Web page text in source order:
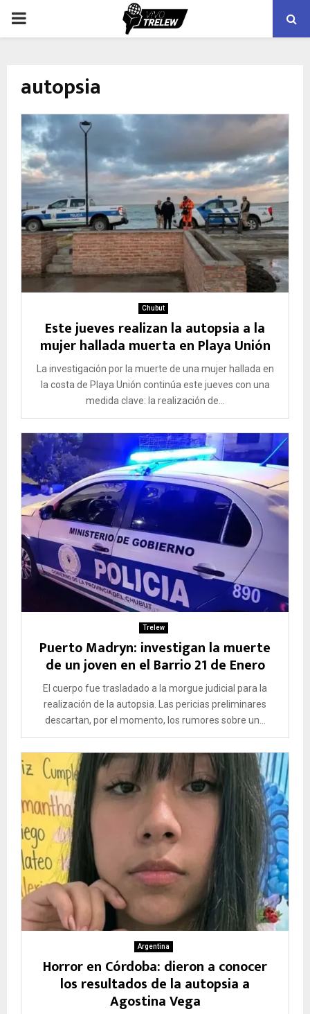
PRIMARY
autopsia
Chubut
Este jueves realizan la autopsia a la
mujer hallada muerta en Playa Unión
La investigación por la muerte de una mujer hallada en
la costa de Playa Unión continúa este jueves con una
medida clave: la realización de...
Trelew
Puerto Madryn: investigan la muerte
de un joven en el Barrio 21 de Enero
El cuerpo fue trasladado a la morgue judicial para la
realización de la autopsia. Las pericias preliminares
descartan, por el momento, los rumores sobre un...
Argentina
Horror en Córdoba: dieron a conocer
los resultados de la autopsia a
Agostina Vega